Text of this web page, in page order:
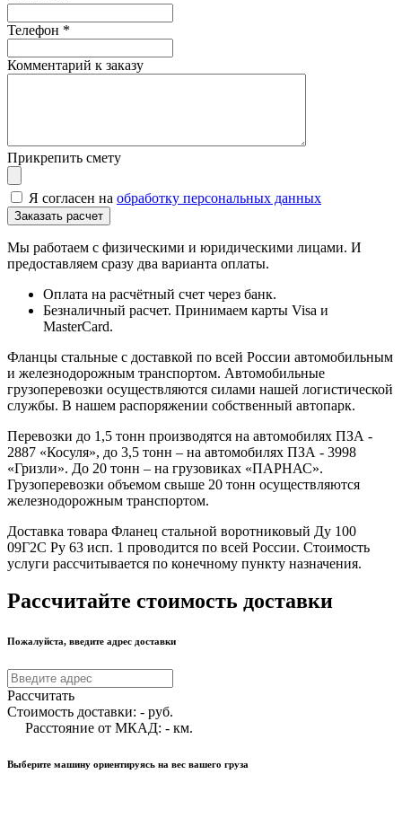
Телефон *
Комментарий к заказу
Прикрепить смету
Я согласен на обработку персональных данных
Мы работаем с физическими и юридическими лицами. И
предоставляем сразу два варианта оплаты.
Оплата на расчётный счет через банк.
Безналичный расчет. Принимаем карты Visa и
MasterCard.
Фланцы стальные с доставкой по всей России автомобильным
и железнодорожным транспортом. Автомобильные
грузоперевозки осуществляются силами нашей логистической
службы. В нашем распоряжении собственный автопарк.
Перевозки до 1,5 тонн производятся на автомобилях ПЗА -
2887 «Косуля», до 3,5 тонн – на автомобилях ПЗА - 3998
«Гризли». До 20 тонн – на грузовиках «ПАРНАС».
Грузоперевозки объемом свыше 20 тонн осуществляются
железнодорожным транспортом.
Доставка товара Фланец стальной воротниковый Ду 100
09Г2С Ру 63 исп. 1 проводится по всей России. Стоимость
услуги рассчитывается по конечному пункту назначения.
Рассчитайте стоимость доставки
Пожалуйста, введите адрес доставки
Рассчитать
Стоимость доставки: - руб.
Расстояние от МКАД: - км.
Выберите машину ориентируясь на вес вашего груза